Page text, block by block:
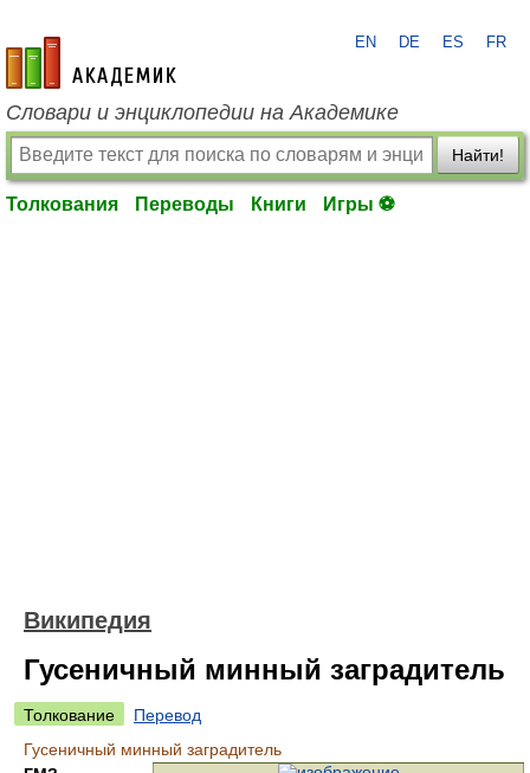
academic.ru
EN DE ES FR
Словари и энциклопедии на Академике
Найти!
Толкования Переводы Книги Игры ⚽
Википедия
Гусеничный минный заградитель
Толкование
Перевод
Гусеничный минный заградитель